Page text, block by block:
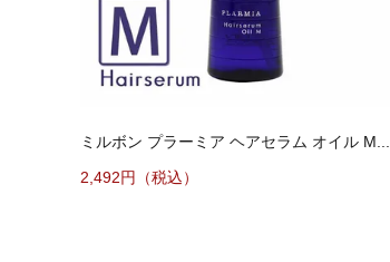
ミルボン プラーミア ヘアセラム オイル M...
2,492円（税込）